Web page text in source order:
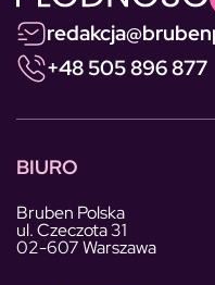
+48 505 896 877
BIURO
Bruben Polska
ul. Czeczota 31
02-607 Warszawa